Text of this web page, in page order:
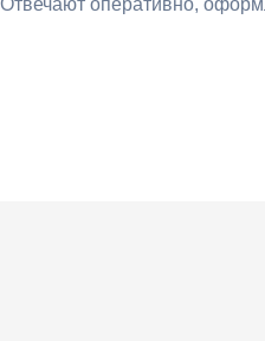
оперативно,